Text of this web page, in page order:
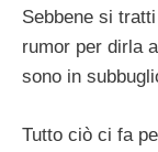
Sebbene si
rumor per dirla
sono in
Tutto ciò ci fa